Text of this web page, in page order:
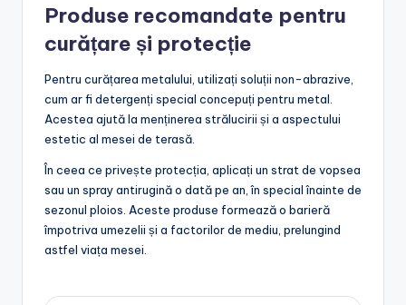
Produse recomandate pentru
curățare și protecție
Pentru curățarea metalului, utilizați soluții non-abrazive,
cum ar fi detergenți special concepuți pentru metal.
Acestea ajută la menținerea strălucirii și a aspectului
estetic al mesei de terasă.
În ceea ce privește protecția, aplicați un strat de vopsea
sau un spray antirugină o dată pe an, în special înainte de
sezonul ploios. Aceste produse formează o barieră
împotriva umezelii și a factorilor de mediu, prelungind
astfel viața mesei.